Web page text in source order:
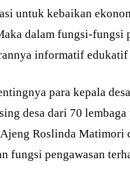
untuk kebaikan
dalam fungsi-fungsi
informatif
para kepala
desa dari 70
Roslinda Matimori
fungsi pengawasan